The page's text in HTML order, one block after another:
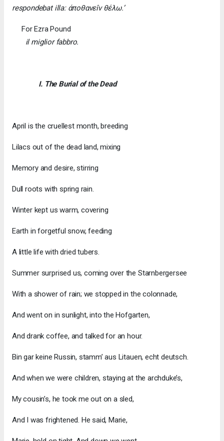
respondebat illa: άποθανεîν θέλω.’
For Ezra Pound
il miglior fabbro.
I. The Burial of the Dead
April is the cruellest month, breeding
Lilacs out of the dead land, mixing
Memory and desire, stirring
Dull roots with spring rain.
Winter kept us warm, covering
Earth in forgetful snow, feeding
A little life with dried tubers.
Summer surprised us, coming over the Starnbergersee
With a shower of rain; we stopped in the colonnade,
And went on in sunlight, into the Hofgarten,
And drank coffee, and talked for an hour.
Bin gar keine Russin, stamm’ aus Litauen, echt deutsch.
And when we were children, staying at the archduke’s,
My cousin’s, he took me out on a sled,
And I was frightened. He said, Marie,